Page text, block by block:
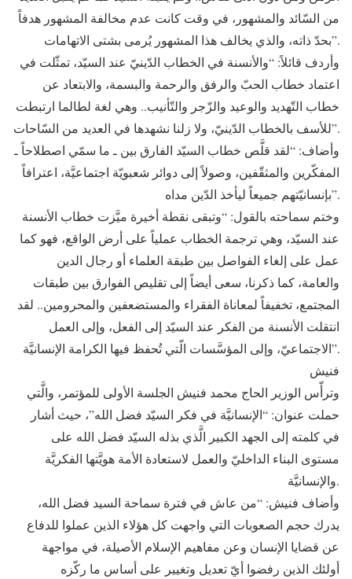
من السّائد والمشهور، في وقت كانت عدم مخالفة المشهور هدفاً
بحدّ ذاته، والذي يخالف هذا المشهور يُرمى بشتى الاتهامات”.
وأردف قائلاً: “والأنسنة في الخطاب الدّينيّ عند السيّد، تمثّلت في
اعتماد خطاب الحبّ والرفق والرحمة والبسمة، والابتعاد عن
خطاب التّهديد والوعيد والزّجر والتّأنيب.. وهي لغة لطالما ارتبطت
للأسف بالخطاب الدّينيّ، ولا زلنا نشهدها في العديد من السّاحات”.
وأضاف: “لقد قلَّص خطاب السيّد الفارق بين ـ ما سمّي اصطلاحاً ـ
المفكّرين والمثقّفين، وصولاً إلى دوائر شعبويّة اجتماعيَّة، اعترافاً
بإنسانيّتهم جميعاً ليأخذ الدّين مداه”.
وختم سماحته بالقول: “وتبقى نقطة أخيرة ميَّزت خطاب الأنسنة
عند السيّد، وهي ترجمة الخطاب عملياً على أرض الواقع، فهو كما
عمل على إلغاء الفواصل بين طبقة العلماء أو رجال الدين
والعامة، كما ذكرنا، سعى أيضاً إلى تقليص الفوارق بين طبقات
المجتمع، تخفيفاً لمعاناة الفقراء والمستضعفين والمحرومين.. لقد
انتقلت الأنسنة من الفكر عند السيّد إلى الفعل، وإلى العمل
الاجتماعيّ، وإلى المؤسَّسات الّتي تُحفظ فيها الكرامة الإنسانيَّة”.
فنيش
وترأّس الوزير الحاج محمد فنيش الجلسة الأولى للمؤتمر، والَّتي
حملت عنوان: “الإنسانيَّة في فكر السيّد فضل الله”، حيث أشار
في كلمته إلى الجهد الكبير الَّذي بذله السيّد فضل الله على
مستوى البناء الداخليّ والعمل لاستعادة الأمة هويَّتها الفكريَّة
والإنسانيَّة.
وأضاف فنيش: “من عاش في فترة سماحة السيد فضل الله،
يدرك حجم الصعوبات التي واجهت كل هؤلاء الذين عملوا للدفاع
عن قضايا الإنسان وعن مفاهيم الإسلام الأصيلة، في مواجهة
أولئك الذين رفضوا أيّ تعديل وتغيير على أساس ما ركّزه